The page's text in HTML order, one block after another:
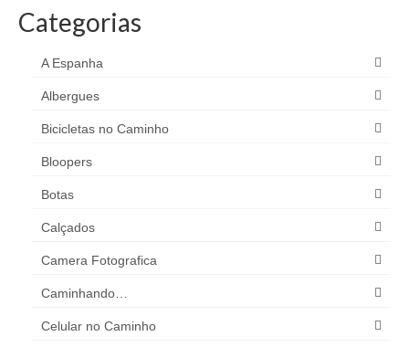
Categorias
A Espanha
Albergues
Bicicletas no Caminho
Bloopers
Botas
Calçados
Camera Fotografica
Caminhando…
Celular no Caminho